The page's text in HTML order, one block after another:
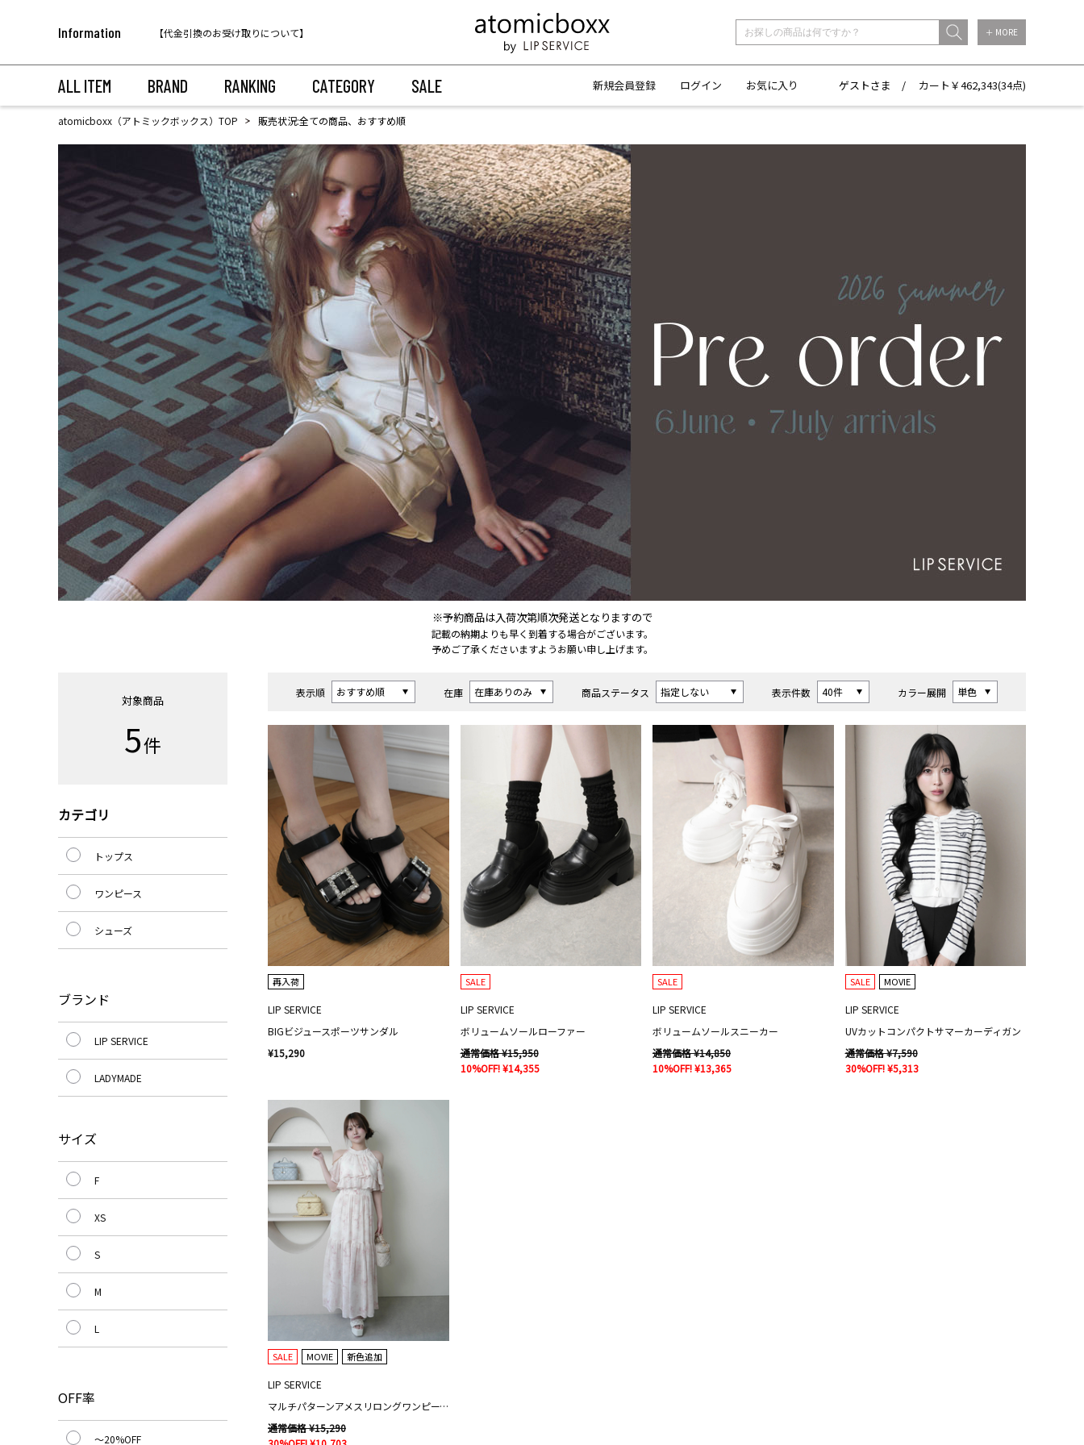
Information
【代金引換のお受け取りについて】
＋ MORE
ALL ITEM BRAND RANKING CATEGORY SALE 新規会員登録 ログイン お気に入り ゲストさま / カート￥462,343(34点)
atomicboxx（アトミックボックス）TOP 販売状況:全ての商品、おすすめ順
※予約商品は入荷次第順次発送となりますので
記載の納期よりも早く到着する場合がございます。
予めご了承くださいますようお願い申し上げます。
表示順 在庫 商品ステータス 表示件数 カラー展開
再入荷
LIP SERVICE
BIGビジュースポーツサンダル
¥15,290
SALE
LIP SERVICE
ボリュームソールローファー
通常価格 ¥15,950
10%OFF! ¥14,355
SALE
LIP SERVICE
ボリュームソールスニーカー
通常価格 ¥14,850
10%OFF! ¥13,365
SALE MOVIE
LIP SERVICE
UVカットコンパクトサマーカーディガン
通常価格 ¥7,590
30%OFF! ¥5,313
SALE MOVIE 新色追加
LIP SERVICE
マルチパターンアメスリロングワンピース
通常価格 ¥15,290
対象商品
5件
カテゴリ
トップス
ワンピース
シューズ
ブランド
LIP SERVICE
LADYMADE
サイズ
F
XS
S
M
L
OFF率
～20%OFF